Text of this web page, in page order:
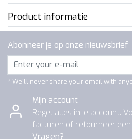
Product informatie
Abonneer je op onze nieuwsbrief
* We'll never share your email with
Mijn account
Regel alles in je account.
facturen of retourneer
Vragen?